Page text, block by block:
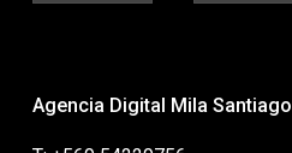
Agencia Digital Mila Santiago